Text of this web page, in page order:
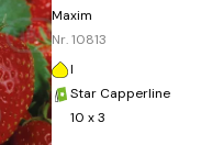
Maxim
Nr. 10813
I
Star Capperline
10 x 3